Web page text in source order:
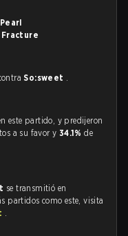
Pearl
Fracture
So:sweet .
este partido, y predijeron
a su favor y 34.1%de
se transmitió en
partidos como este, visita
.